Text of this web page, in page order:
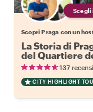
Scegli
Scopri Praga con un
La Storia di
del Quartiere
137
CITY HIGHLIGHT